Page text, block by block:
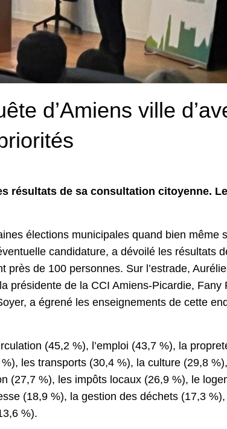
d’Amiens ville
résultats de sa consultation citoyenne.
élections municipales quand bien même
candidature, a dévoilé les résultats
près de 100 personnes. Sur l’estrade,
présidente de la CCI Amiens-Picardie, Fany
a égrené les enseignements de cette
(45,2 %), l’emploi (43,7 %), la
les transports (30,4 %), la culture (29,8
(27,7 %), les impôts locaux (26,9 %), le
(18,9 %), la gestion des déchets (17,3
%).